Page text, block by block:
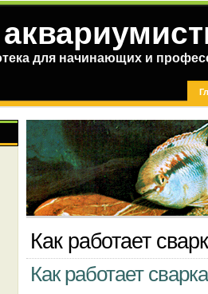
для начинающих и
Как работает
Как работает